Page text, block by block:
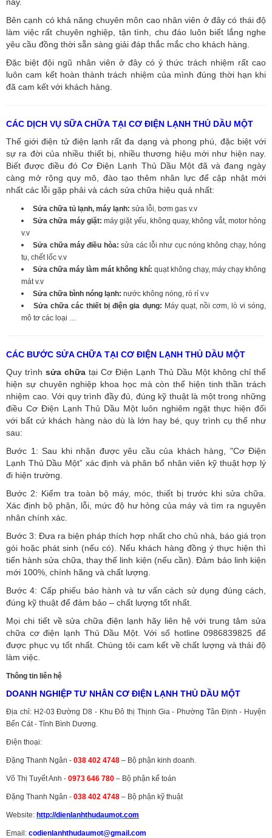
Bên cạnh có khả năng chuyên môn cao nhân viên ở đây có thái độ
làm việc rất chuyên nghiệp, tận tình, chu đáo luôn biết lắng nghe
yêu cầu đồng thời sẵn sàng giải đáp thắc mắc cho khách hàng.
Đặc biệt đội ngũ nhân viên ở đây có ý thức trách nhiệm rất cao
luôn cam kết hoàn thành trách nhiệm của mình đúng thời hạn khi
đã cam kết với khách hàng.
CÁC DỊCH VỤ SỮA CHỮA TẠI CƠ ĐIỆN LẠNH THỦ DẦU MỘT
Thế giới điện tử điện lạnh rất đa dạng và phong phú, đặc biệt với
sự ra đời của nhiều thiết bị, nhiều thương hiệu mới như hiện nay.
Biết được điều đó Cơ Điện Lạnh Thủ Dầu Một đã và đang ngày
càng mở rộng quy mô, đào tạo thêm nhân lực để cập nhật mới
nhất các lỗi gặp phải và cách sửa chữa hiệu quả nhất:
Sửa chữa tủ lạnh, máy lạnh: sửa lỗi, bơm gas v.v
Sửa chữa máy giặt:máy giặt yếu, không quay, không vắt, motor hỏng
v.v
Sửa chữa máy điều hòa: sửa các lỗi như cục nóng không chạy, hỏng
tụ, chết lốc v.v
Sửa chữa máy làm mát không khí: quạt không chạy, máy chạy không
mát v.v
Sửa chữa bình nóng lạnh: nước không nóng, rò rỉ v.v
Sửa chữa các thiết bị điện gia dụng: Máy quạt, nồi cơm, lò vi sóng,
mô tơ các loại …
CÁC BƯỚC SỬA CHỮA TẠI CƠ ĐIỆN LẠNH THỦ DẦU MỘT
Quy trình sửa chữa tại Cơ Điện Lạnh Thủ Dầu Một không chỉ thể
hiện sự chuyên nghiệp khoa học mà còn thể hiện tinh thần trách
nhiệm cao. Với quy trình đầy đủ, đúng kỹ thuật là một trong những
điều Cơ Điện Lạnh Thủ Dầu Một luôn nghiêm ngặt thực hiện đối
với bất cứ khách hàng nào dù là lớn hay bé, quy trình cụ thể như
sau:
Bước 1: Sau khi nhận được yêu cầu của khách hàng, "Cơ Điện
Lạnh Thủ Dầu Một” xác định và phân bổ nhân viên kỹ thuật hợp lý
đi hiện trường.
Bước 2: Kiểm tra toàn bộ máy, móc, thiết bị trước khi sửa chữa.
Xác định bộ phận, lỗi, mức độ hư hỏng của máy và tìm ra nguyên
nhân chính xác.
Bước 3: Đưa ra biện pháp thích hợp nhất cho chủ nhà, báo giá trọn
gói hoặc phát sinh (nếu có). Nếu khách hàng đồng ý thực hiện thì
tiến hành sửa chữa, thay thế linh kiện (nếu cần). Đảm bảo linh kiện
mới 100%, chính hãng và chất lượng.
Bước 4: Cấp phiếu bảo hành và tư vấn cách sử dụng đúng cách,
đúng kỹ thuật để đảm bảo – chất lượng tốt nhất.
Mọi chi tiết về sửa chữa điện lạnh hãy liên hệ với trung tâm sửa
chữa cơ điện lạnh Thủ Dầu Một. Với số hotline 0986839825 để
được phục vụ tốt nhất. Chúng tôi cam kết về chất lượng và thái độ
làm việc.
Thông tin liên hệ
DOANH NGHIỆP TƯ NHÂN CƠ ĐIỆN LẠNH THỦ DẦU MỘT
Địa chỉ: H2-03 Đường D8 - Khu Đô thị Thịnh Gia - Phường Tân Định - Huyện
Bến Cát - Tỉnh Bình Dương.
Điện thoại:
Đặng Thanh Ngân - 038 402 4748 – Bộ phận kinh doanh.
Võ Thị Tuyết Anh - 0973 646 780 – Bộ phận kế toán
Đặng Thanh Ngân - 038 402 4748 – Bộ phận kỹ thuật
Website: http://dienlanhthudaumot.com
Email: codienlanhthudaumot@gmail.com